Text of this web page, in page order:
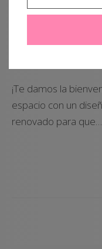
¡Te damos la
espacio con un
renovado para que…